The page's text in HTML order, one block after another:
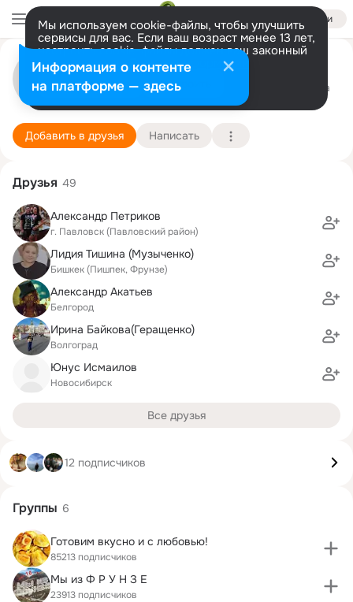
Войти
Мы используем cookie-файлы, чтобы улучшить
сервисы для вас. Если ваш возраст менее 13 лет,
настроить cookie-файлы должен ваш законный
представитель. Больше информации
Разрешить все Настроить
Александр Гончаров
Волгоград 12 октября (61 год)
44 школа
Подробнее
Добавить в друзья Написать
Друзья 49
Александр Петриков
г. Павловск (Павловский район)
Лидия Тишина (Музыченко)
Бишкек (Пишпек, Фрунзе)
Александр Акатьев
Белгород
Ирина Байкова(Геращенко)
Волгоград
Юнус Исмаилов
Новосибирск
Все друзья
12 подписчиков
Группы 6
Готовим вкусно и с любовью!
85213 подписчиков
Мы из Ф Р У Н З Е
23913 подписчиков
Информация о контенте
на платформе — здесь